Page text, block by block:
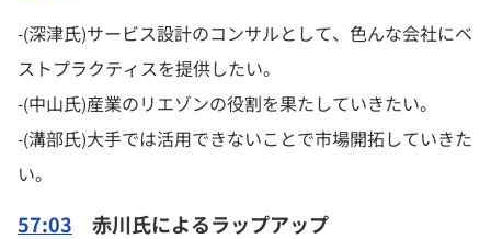
-(深津氏)サービス設計のコンサルとして、色んな会社にベ
ストプラクティスを提供したい。
-(中山氏)産業のリエゾンの役割を果たしていきたい。
-(溝部氏)大手では活用できないことで市場開拓していきた
い。
57:03 赤川氏によるラップアップ